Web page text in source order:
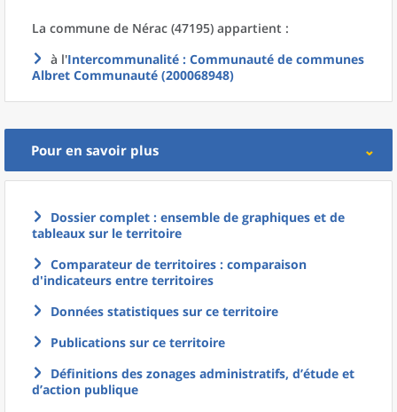
La commune de Nérac (47195) appartient :
à l'Intercommunalité : Communauté de communes
Albret Communauté (200068948)
Pour en savoir plus
Dossier complet : ensemble de graphiques et de
tableaux sur le territoire
Comparateur de territoires : comparaison
d'indicateurs entre territoires
Données statistiques sur ce territoire
Publications sur ce territoire
Définitions des zonages administratifs, d’étude et
d’action publique